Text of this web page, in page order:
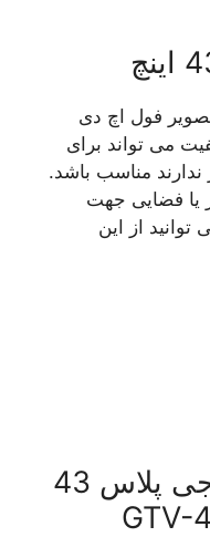
فول اچ دی
می تواند برای
ندارند مناسب باشد.
یا فضایی جهت
از این
مشخصات تلویزیون جی پلاس 43